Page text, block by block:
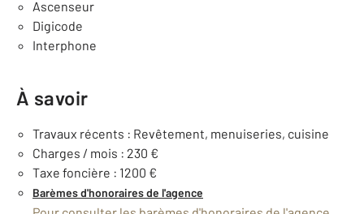
Ascenseur
Digicode
Interphone
À savoir
Travaux récents : Revêtement, menuiseries, cuisine
Charges / mois : 230 €
Taxe foncière : 1200 €
Barèmes d'honoraires de l'agence